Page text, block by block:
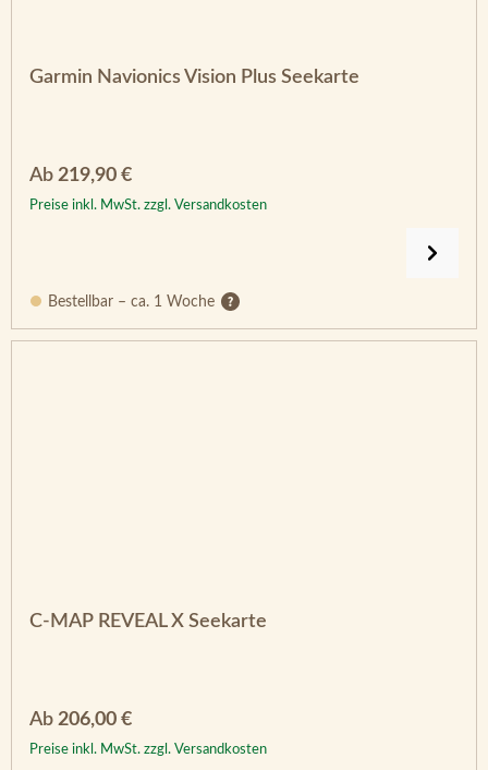
Garmin Navionics Vision Plus Seekarte
Regulärer Preis:
Ab 219,90 €
Preise inkl. MwSt. zzgl. Versandkosten
Bestellbar – ca. 1 Woche
C-MAP REVEAL X Seekarte
Regulärer Preis:
Ab 206,00 €
Preise inkl. MwSt. zzgl. Versandkosten